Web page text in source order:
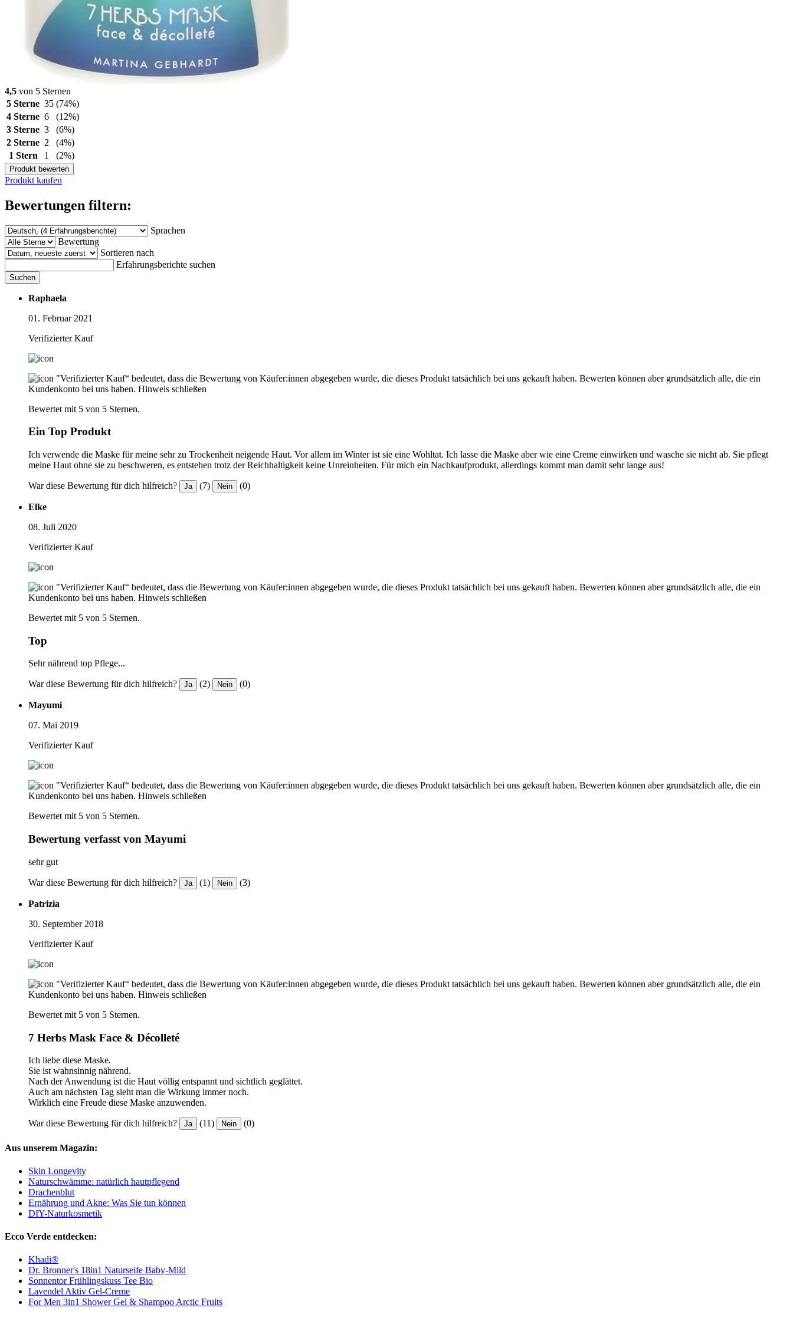
4,5 von 5 Sternen
5 Sterne 35 (74%)
4 Sterne 6
(12%)
3 Sterne 3
(6%)
2 Sterne 2
(4%)
1 Stern
1 (2%)
Produkt bewerten
Produkt kaufen
Bewertungen filtern:
Sprachen
Bewertung
Sortieren nach
Erfahrungsberichte suchen
Suchen
Raphaela
01. Februar 2021
Verifizierter Kauf
"Verifizierter Kauf“ bedeutet, dass die Bewertung von Käufer:innen abgegeben wurde, die dieses Produkt tatsächlich bei uns gekauft haben. Bewerten können aber grundsätzlich alle, die ein
Kundenkonto bei uns haben. Hinweis schließen
Bewertet mit 5 von 5 Sternen.
Ein Top Produkt
Ich verwende die Maske für meine sehr zu Trockenheit neigende Haut. Vor allem im Winter ist sie eine Wohltat. Ich lasse die Maske aber wie eine Creme einwirken und wasche sie nicht ab. Sie pflegt
meine Haut ohne sie zu beschweren, es entstehen trotz der Reichhaltigkeit keine Unreinheiten. Für mich ein Nachkaufprodukt, allerdings kommt man damit sehr lange aus!
War diese Bewertung für dich hilfreich? Ja (7) Nein (0)
Elke
08. Juli 2020
Verifizierter Kauf
"Verifizierter Kauf“ bedeutet, dass die Bewertung von Käufer:innen abgegeben wurde, die dieses Produkt tatsächlich bei uns gekauft haben. Bewerten können aber grundsätzlich alle, die ein
Kundenkonto bei uns haben. Hinweis schließen
Bewertet mit 5 von 5 Sternen.
Top
Sehr nährend top Pflege...
War diese Bewertung für dich hilfreich? Ja (2) Nein (0)
Mayumi
07. Mai 2019
Verifizierter Kauf
"Verifizierter Kauf“ bedeutet, dass die Bewertung von Käufer:innen abgegeben wurde, die dieses Produkt tatsächlich bei uns gekauft haben. Bewerten können aber grundsätzlich alle, die ein
Kundenkonto bei uns haben. Hinweis schließen
Bewertet mit 5 von 5 Sternen.
Bewertung verfasst von Mayumi
sehr gut
War diese Bewertung für dich hilfreich? Ja (1) Nein (3)
Patrizia
30. September 2018
Verifizierter Kauf
"Verifizierter Kauf“ bedeutet, dass die Bewertung von Käufer:innen abgegeben wurde, die dieses Produkt tatsächlich bei uns gekauft haben. Bewerten können aber grundsätzlich alle, die ein
Kundenkonto bei uns haben. Hinweis schließen
Bewertet mit 5 von 5 Sternen.
7 Herbs Mask Face & Décolleté
Ich liebe diese Maske.
Sie ist wahnsinnig nährend.
Nach der Anwendung ist die Haut völlig entspannt und sichtlich geglättet.
Auch am nächsten Tag sieht man die Wirkung immer noch.
Wirklich eine Freude diese Maske anzuwenden.
War diese Bewertung für dich hilfreich? Ja (11) Nein (0)
Aus unserem Magazin:
Skin Longevity
Naturschwämme: natürlich hautpflegend
Drachenblut
Ernährung und Akne: Was Sie tun können
DIY-Naturkosmetik
Ecco Verde entdecken:
Khadi®
Dr. Bronner's 18in1 Naturseife Baby-Mild
Sonnentor Frühlingskuss Tee Bio
Lavendel Aktiv Gel-Creme
For Men 3in1 Shower Gel & Shampoo Arctic Fruits